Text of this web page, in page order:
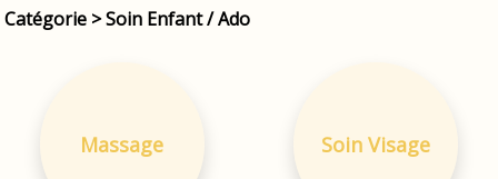
Catégorie >Soin Enfant / Ado
Massage Soin Visage